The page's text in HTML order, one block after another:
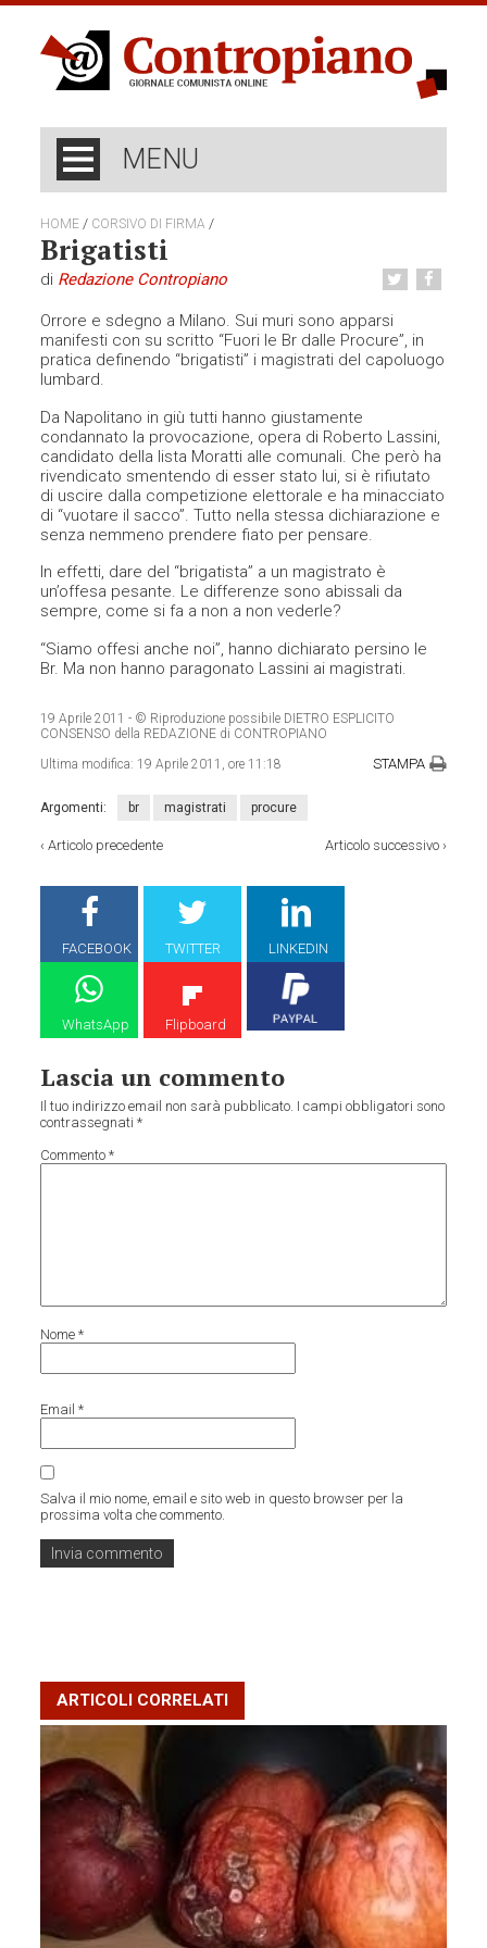
MENU
HOME / CORSIVO DI FIRMA /
Brigatisti
di Redazione Contropiano
Orrore e sdegno a Milano. Sui muri sono apparsi
manifesti con su scritto “Fuori le Br dalle Procure”, in
pratica definendo “brigatisti” i magistrati del capoluogo
lumbard.
Da Napolitano in giù tutti hanno giustamente
condannato la provocazione, opera di Roberto Lassini,
candidato della lista Moratti alle comunali. Che però ha
rivendicato smentendo di esser stato lui, si è rifiutato
di uscire dalla competizione elettorale e ha minacciato
di “vuotare il sacco”. Tutto nella stessa dichiarazione e
senza nemmeno prendere fiato per pensare.
In effetti, dare del “brigatista” a un magistrato è
un’offesa pesante. Le differenze sono abissali da
sempre, come si fa a non a non vederle?
“Siamo offesi anche noi”, hanno dichiarato persino le
Br. Ma non hanno paragonato Lassini ai magistrati.
19 Aprile 2011 - © Riproduzione possibile DIETRO ESPLICITO
CONSENSO della REDAZIONE di CONTROPIANO
Ultima modifica: 19 Aprile 2011, ore 11:18 STAMPA
Argomenti: br magistrati procure
‹Articolo precedente Articolo successivo›
FACEBOOK TWITTER LINKEDIN
WhatsApp Flipboard
Lascia un commento
Il tuo indirizzo email non sarà pubblicato. I campi obbligatori sono
contrassegnati*
Commento*
Nome*
Email*
Salva il mio nome, email e sito web in questo browser per la
prossima volta che commento.
ARTICOLI CORRELATI